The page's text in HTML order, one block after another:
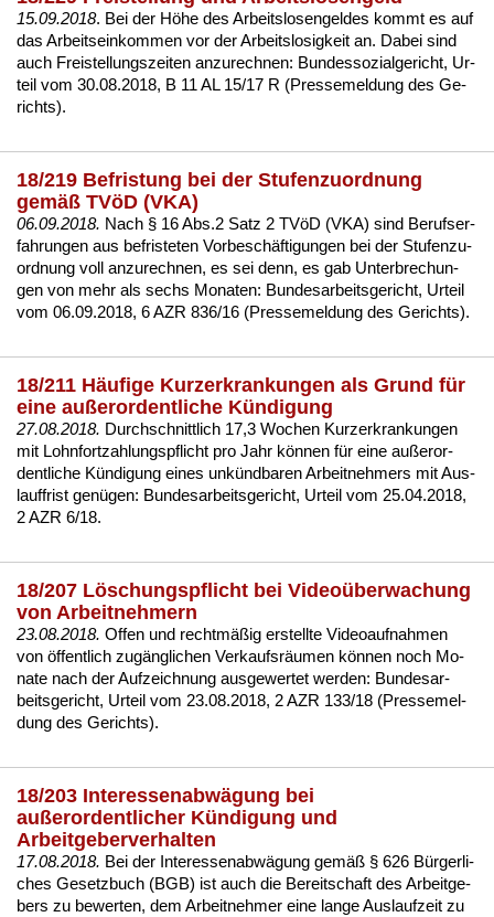
15.09.2018. Bei der Höhe des Ar­beits­lo­sen­gel­des kommt es auf
das Ar­beits­ein­kom­men vor der Ar­beits­lo­sig­keit an. Da­bei sind
auch Frei­stel­lungs­zei­ten an­zu­rech­nen: Bun­des­so­zi­al­ge­richt, Ur­
teil vom 30.08.2018, B 11 AL 15/17 R (Pres­se­mel­dung des Ge­
richts).
18/219 Befristung bei der Stufenzuordnung
gemäß TVöD (VKA)
06.09.2018. Nach § 16 Abs.2 Satz 2 TVöD (VKA) sind Be­rufs­er­
fah­run­gen aus be­fris­te­ten Vor­beschäfti­gun­gen bei der Stu­fen­zu­
ord­nung voll an­zu­rech­nen, es sei denn, es gab Un­ter­bre­chun­
gen von mehr als sechs Mo­na­ten: Bun­des­ar­beits­ge­richt, Ur­teil
vom 06.09.2018, 6 AZR 836/16 (Pres­se­mel­dung des Ge­richts).
18/211 Häufige Kurzerkrankungen als Grund für
eine außerordentliche Kündigung
27.08.2018. Durch­schnitt­lich 17,3 Wo­chen Kurz­er­kran­kun­gen
mit Lohn­fort­zah­lungs­pflicht pro Jahr können für ei­ne außer­or­
dent­li­che Kündi­gung ei­nes unkünd­ba­ren Ar­beit­neh­mers mit Aus­
lauf­frist genügen: Bun­des­ar­beits­ge­richt, Ur­teil vom 25.04.2018,
2 AZR 6/18.
18/207 Löschungspflicht bei Videoüberwachung
von Arbeitnehmern
23.08.2018. Of­fen und rechtmäßig er­stell­te Vi­deo­auf­nah­men
von öffent­lich zugäng­li­chen Ver­kaufsräum­en können noch Mo­
na­te nach der Auf­zeich­nung aus­ge­wer­tet wer­den: Bun­des­ar­
beits­ge­richt, Ur­teil vom 23.08.2018, 2 AZR 133/18 (Pres­se­mel­
dung des Ge­richts).
18/203 Interessenabwägung bei
außerordentlicher Kündigung und
Arbeitgeberverhalten
17.08.2018. Bei der In­ter­es­sen­abwägung gemäß § 626 Bürger­li­
ches Ge­setz­buch (BGB) ist auch die Be­reit­schaft des Ar­beit­ge­
bers zu be­wer­ten, dem Ar­beit­neh­mer ei­ne lan­ge Aus­lauf­zeit zu